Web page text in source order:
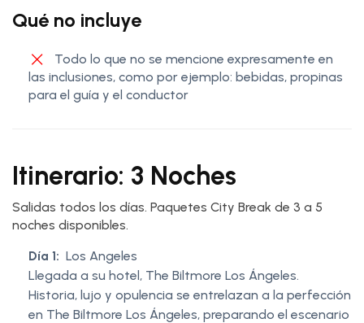
Qué no incluye
Todo lo que no se mencione expresamente en
las inclusiones, como por ejemplo: bebidas, propinas
para el guía y el conductor
Itinerario: 3 Noches
Salidas todos los días. Paquetes City Break de 3 a 5
noches disponibles.
Día 1: Los Angeles
Llegada a su hotel, The Biltmore Los Ángeles.
Historia, lujo y opulencia se entrelazan a la perfección
en The Biltmore Los Ángeles, preparando el escenario